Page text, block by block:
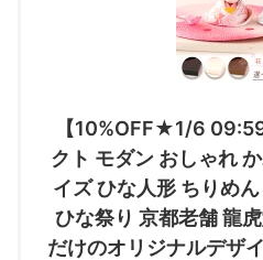
【10%OFF★1/6
クト モダン おしゃれ
イズ ひな人形 ちりめ
ひな祭り 京都老舗 龍
だけのオリジナルデザ